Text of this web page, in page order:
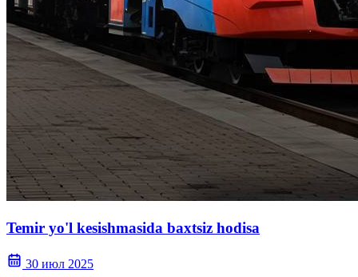
Temir yo'l kesishmasida baxtsiz hodisa
30 июл 2025